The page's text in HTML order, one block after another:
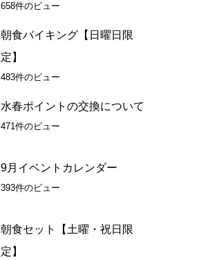
658件のビュー
朝食バイキング【日曜日限
定】
483件のビュー
水春ポイントの交換について
471件のビュー
9月イベントカレンダー
393件のビュー
朝食セット【土曜・祝日限
定】